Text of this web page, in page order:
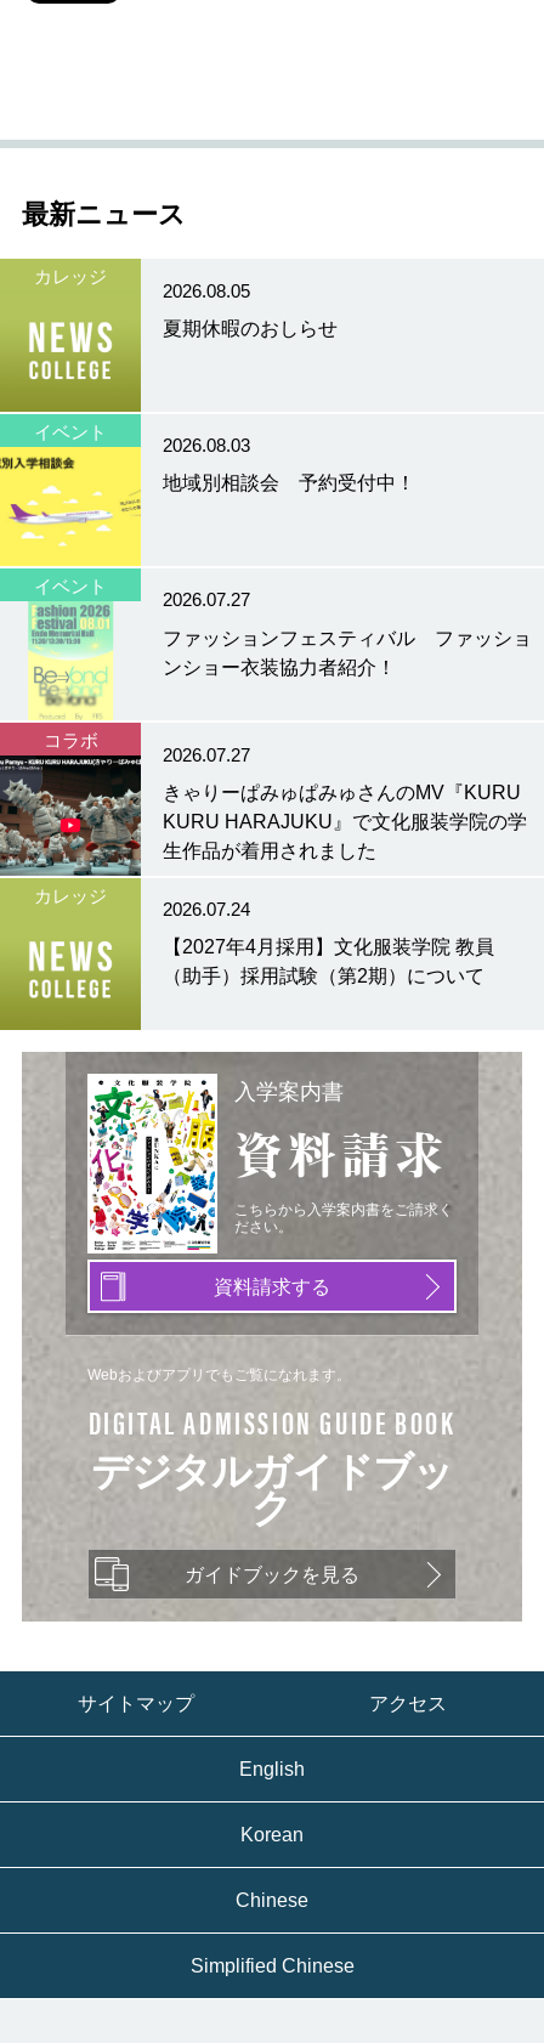
最新ニュース
カレッジ
2026.08.05
夏期休暇のおしらせ
イベント
2026.08.03
地域別相談会 予約受付中！
イベント
2026.07.27
ファッションフェスティバル ファッショ
ンショー衣装協力者紹介！
コラボ
2026.07.27
きゃりーぱみゅぱみゅさんのMV『KURU
KURU HARAJUKU』で文化服装学院の学
生作品が着用されました
カレッジ
2026.07.24
【2027年4月採用】文化服装学院 教員
（助手）採用試験（第2期）について
入学案内書
資料請求
こちらから入学案内書をご請求く
ださい。
資料請求する
Webおよびアプリでもご覧になれます。
DIGITAL ADMISSION GUIDE BOOK
デジタルガイドブッ
ク
ガイドブックを見る
サイトマップ アクセス
English
Korean
Chinese
Simplified Chinese